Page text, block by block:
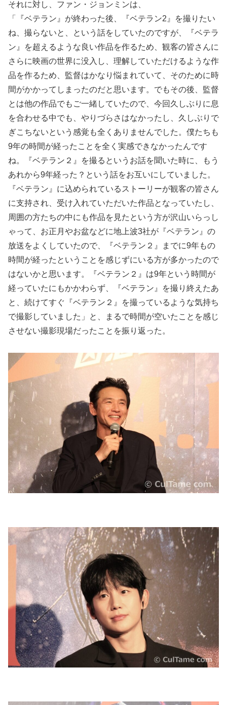
それに対し、ファン・ジョンミンは、
「『ベテラン』が終わった後、『ベテラン2』を撮りたい
ね、撮らないと、という話をしていたのですが、『ベテラ
ン』を超えるような良い作品を作るため、観客の皆さんに
さらに映画の世界に没入し、理解していただけるような作
品を作るため、監督はかなり悩まれていて、そのために時
間がかかってしまったのだと思います。でもその後、監督
とは他の作品でもご一緒していたので、今回久しぶりに息
を合わせる中でも、やりづらさはなかったし、久しぶりで
ぎこちないという感覚も全くありませんでした。僕たちも
9年の時間が経ったことを全く実感できなかったんです
ね。『ベテラン２』を撮るというお話を聞いた時に、もう
あれから9年経った？という話をお互いにしていました。
『ベテラン』に込められているストーリーが観客の皆さん
に支持され、受け入れていただいた作品となっていたし、
周囲の方たちの中にも作品を見たという方が沢山いらっし
ゃって、お正月やお盆などに地上波3社が『ベテラン』の
放送をよくしていたので、『ベテラン２』までに9年もの
時間が経ったということを感じずにいる方が多かったので
はないかと思います。『ベテラン２』は9年という時間が
経っていたにもかかわらず、『ベテラン』を撮り終えたあ
と、続けてすぐ『ベテラン２』を撮っているような気持ち
で撮影していました」と、まるで時間が空いたことを感じ
させない撮影現場だったことを振り返った。